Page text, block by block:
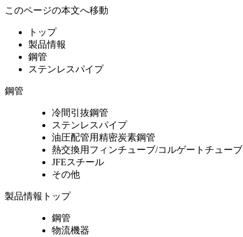
このページの本文へ移動
トップ
製品情報
鋼管
ステンレスパイプ
鋼管
冷間引抜鋼管
ステンレスパイプ
油圧配管用精密炭素鋼管
熱交換用フィンチューブ/コルゲートチューブ
JFEスチール
その他
製品情報トップ
鋼管
物流機器